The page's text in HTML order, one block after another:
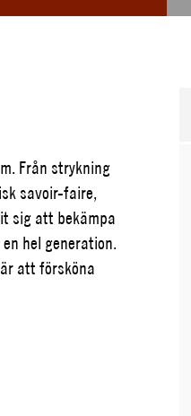
Från strykning
savoir-faire,
sig att bekämpa
hel generation.
att försköna